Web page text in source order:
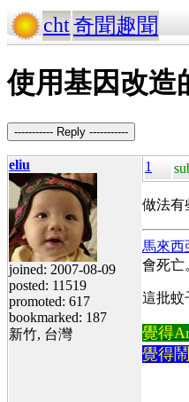
cht奇聞趣聞
使用基因改造
----------- Reply -----------
eliu
joined: 2007-08-09
posted: 11519
promoted: 617
bookmarked: 187
新竹, 台灣
1
做法有
馬來西
會死亡
這批蚊
覺得
覺得